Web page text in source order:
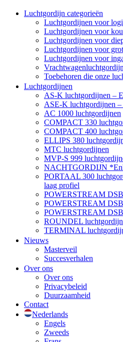
Luchtgordijn categorieën
Luchtgordijnen voor
Luchtgordijnen voor
Luchtgordijnen voor
Luchtgordijnen voor
Luchtgordijnen voor
Vrachtwagenluchtgordijn
Toebehoren die onze
Luchtgordijnen
AS-K luchtgordijnen –
ASE-K luchtgordijnen –
AC 1000 luchtgordijnen
COMPACT 330
COMPACT 400
ELLIPS 380
MTC luchtgordijnen
MVP-S 999
NACHTGORDIJN
PORTAAL 300
laag profiel
POWERSTREAM DSB
POWERSTREAM
POWERSTREAM
ROUNDEL
TERMINAL
Nieuws
Masterveil
Succesverhalen
Over ons
Over ons
Privacybeleid
Duurzaamheid
Contact
Nederlands
Engels
Zweeds